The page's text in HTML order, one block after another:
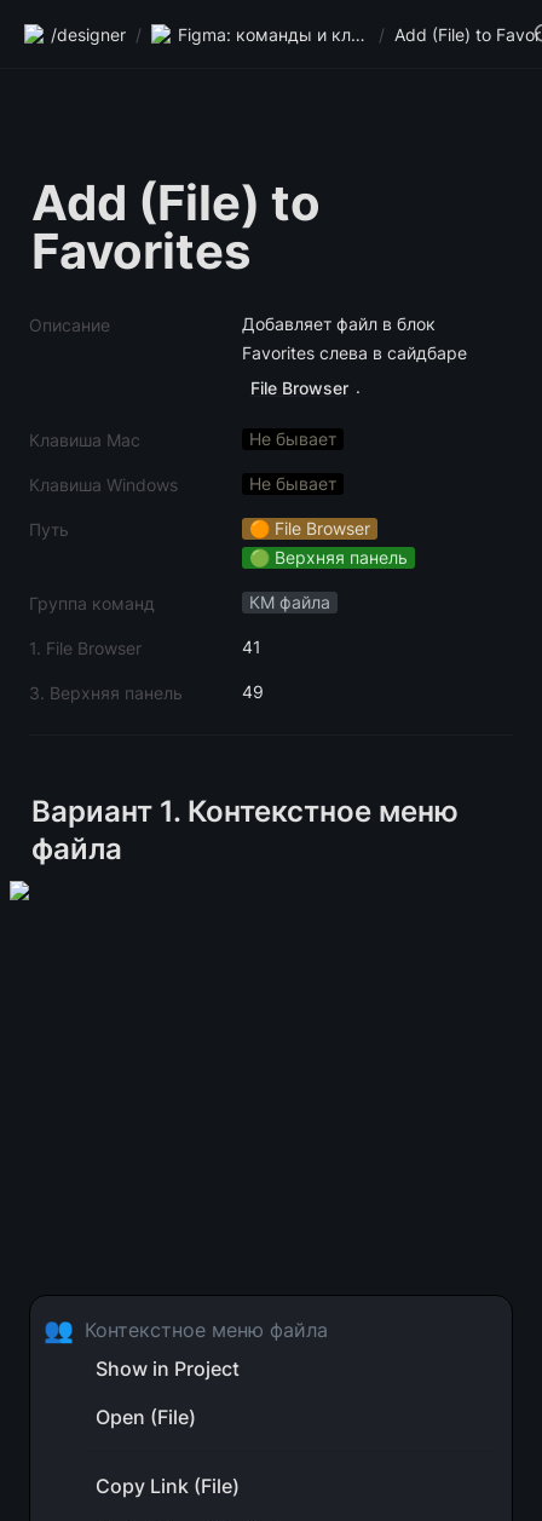
/designer / Figma: команды и клавиши / Add (File) to
Add (File) to
Favorites
Описание
Добавляет файл в блок
Favorites слева в сайдбаре
File Browser .
Клавиша Mac Не бывает
Клавиша Windows Не бывает
Путь
🟠 File Browser
🟢 Верхняя панель
Группа команд КМ файла
1. File Browser 41
3. Верхняя панель 49
Вариант 1. Контекстное меню
файла
👥 Контекстное меню файла
Show in Project
Open (File)
Copy Link (File)